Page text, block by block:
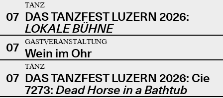
07
TANZ
DAS TANZFEST LUZERN 2026:
LOKALE BÜHNE
07
GASTVERANSTALTUNG
Wein im Ohr
07
TANZ
DAS TANZFEST LUZERN 2026: Cie
7273: Dead Horse in a Bathtub